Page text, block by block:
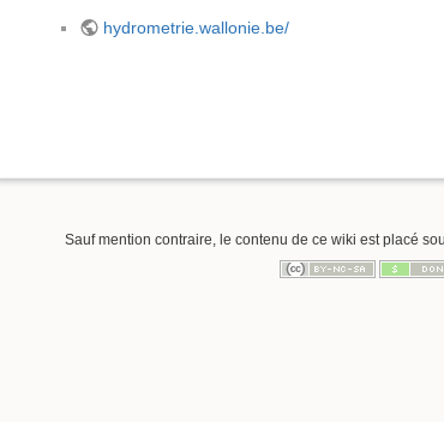
hydrometrie.wallonie.be/
Sauf mention contraire, le contenu de ce wiki est placé